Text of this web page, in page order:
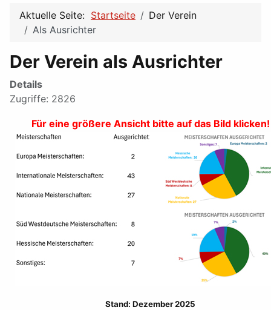
Aktuelle Seite: Startseite
Der Verein
Als Ausrichter
Der Verein als Ausrichter
Details
Zugriffe: 2826
Für eine größere Ansicht bitte auf das Bild klicken!
Stand: Dezember 2025